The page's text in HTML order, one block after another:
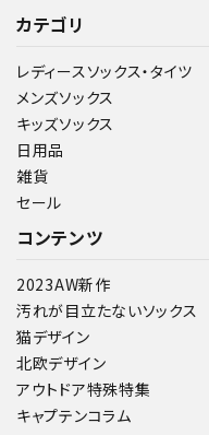
カテゴリ
レディースソックス・タイツ
メンズソックス
キッズソックス
日用品
雑貨
セール
コンテンツ
2023AW新作
汚れが目立たないソックス
猫デザイン
北欧デザイン
アウトドア特殊特集
キャプテンコラム